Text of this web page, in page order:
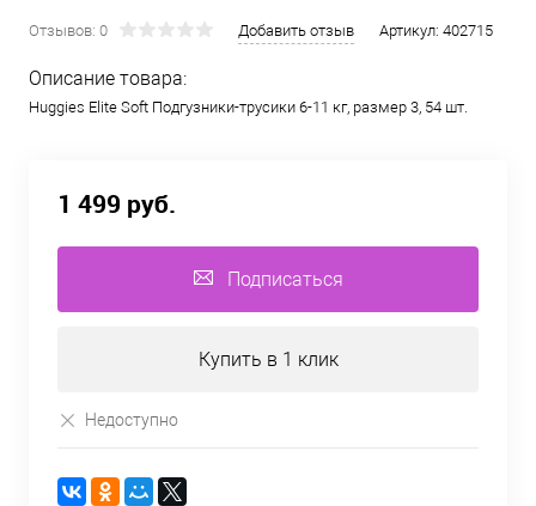
Отзывов: 0 Добавить отзыв Артикул: 402715
Описание товара:
Huggies Elite Soft Подгузники-трусики 6-11 кг, размер 3, 54 шт.
1 499 руб.
Подписаться
Купить в 1 клик
Недоступно